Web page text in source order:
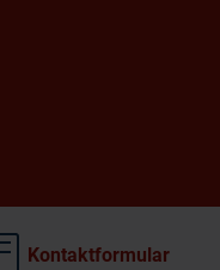
Kontaktformular